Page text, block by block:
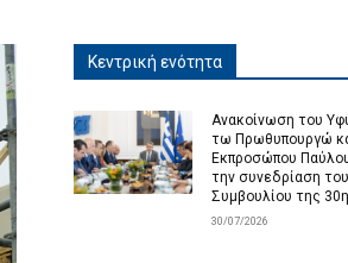
Κεντρική ενότητα
Ανακοίνωση του
τω Πρωθυπουργώ
Εκπροσώπου
την συνεδρίαση
Συμβουλίου της
30/07/2026